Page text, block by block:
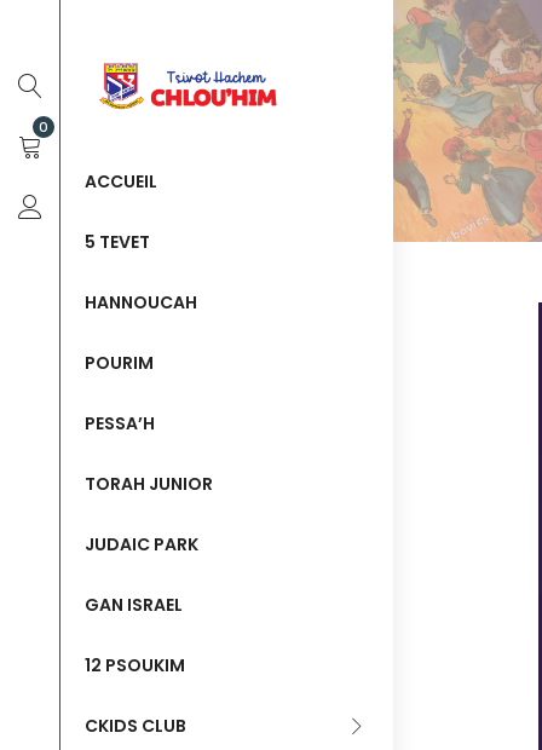
0
ACCUEIL
5 TEVET
HANNOUCAH
POURIM
PESSA’H
TORAH JUNIOR
JUDAIC PARK
GAN ISRAEL
12 PSOUKIM
CKIDS CLUB